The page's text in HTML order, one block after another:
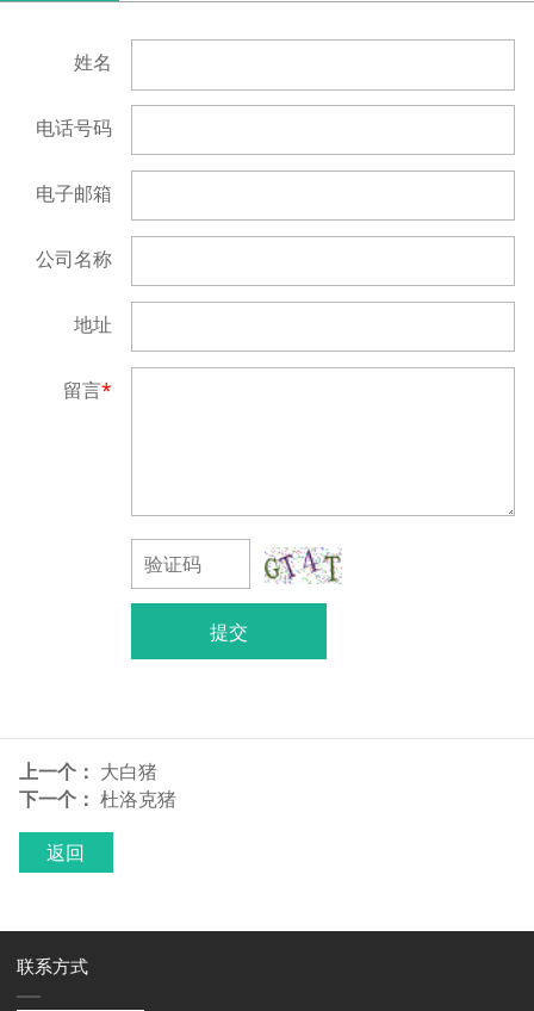
姓名
电话号码
电子邮箱
公司名称
地址
留言*
提交
上一个： 大白猪
下一个： 杜洛克猪
返回
联系方式